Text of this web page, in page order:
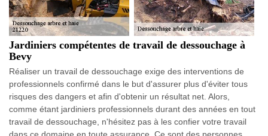
Jardiniers compétentes de travail de dessouchage à
Bevy
Réaliser un travail de dessouchage exige des interventions de
professionnels confirmé dans le but d'assurer plus d'éviter tous
risques des dangers et afin d'obtenir un résultat net. Alors,
comme étant jardiniers professionnels durant des années en tout
travail de dessouchage, n'hésitez pas à les confier votre travail
dans ce domaine en toute assurance. Ce sont des personnes